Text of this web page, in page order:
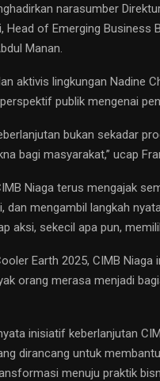
narasumber
Head of Emerging Business
Manan.
aktivis lingkungan Nadine
publik mengenai
bukan sekadar
bagi masyarakat,” ucap
Niaga terus mengajak
dan mengambil langkah
aksi, sekecil apa pun,
Earth 2025, CIMB
orang merasa menjadi
inisiatif keberlanjutan
dirancang untuk
menuju praktik